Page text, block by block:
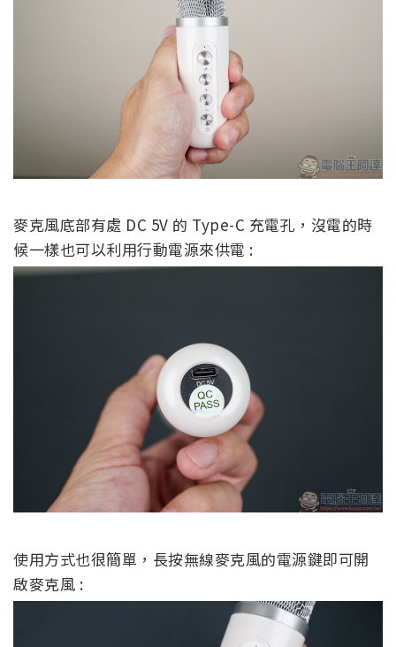
麥克風底部有處 DC 5V 的 Type-C 充電孔，沒電的時
候一樣也可以利用行動電源來供電 :
使用方式也很簡單，長按無線麥克風的電源鍵即可開
啟麥克風 :